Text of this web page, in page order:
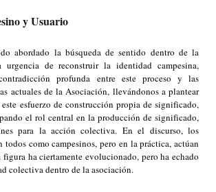
y Usuario
la búsqueda de sentido dentro de la
urgencia de reconstruir la identidad campesina,
profunda entre este proceso y las
actuales de la Asociación, llevándonos a plantear
esfuerzo de construcción propia de significado,
el rol central en la producción de significado,
para la acción colectiva. En el discurso, los
todos como campesinos, pero en la práctica, actúan
figura ha ciertamente evolucionado, pero ha echado
colectiva dentro de la asociación.